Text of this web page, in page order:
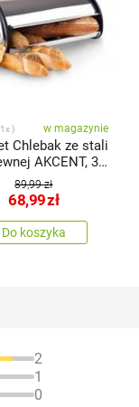
w magazynie
Chlebak ze stali
AKCENT, 36
cm
89,99 zł
68,99zł
Do koszyka
2
1
0